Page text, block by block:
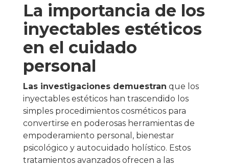
La importancia de los
inyectables estéticos
en el cuidado
personal
Las investigaciones demuestran que los
inyectables estéticos han trascendido los
simples procedimientos cosméticos para
convertirse en poderosas herramientas de
empoderamiento personal, bienestar
psicológico y autocuidado holístico. Estos
tratamientos avanzados ofrecen a las